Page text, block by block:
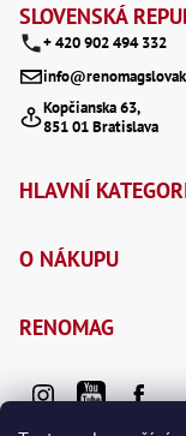
SLOVENSKÁ
+ 420 902 494 332
Kopčianska 63,
851 01 Bratislava
HLAVNÍ
O NÁKUPU
RENOMAG